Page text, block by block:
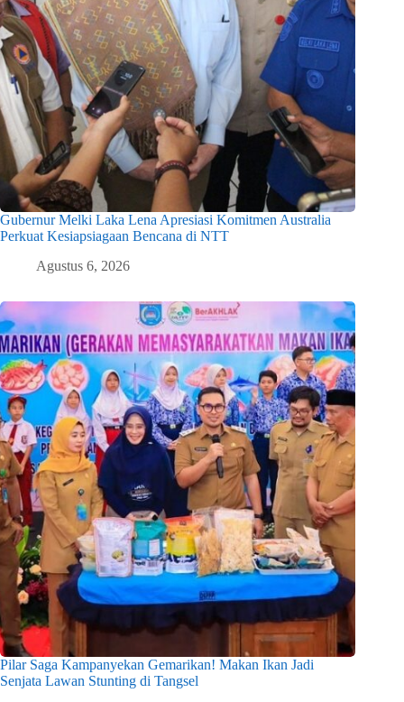
Gubernur Melki Laka Lena Apresiasi Komitmen Australia
Perkuat Kesiapsiagaan Bencana di NTT
Agustus 6, 2026
Pilar Saga Kampanyekan Gemarikan! Makan Ikan Jadi
Senjata Lawan Stunting di Tangsel